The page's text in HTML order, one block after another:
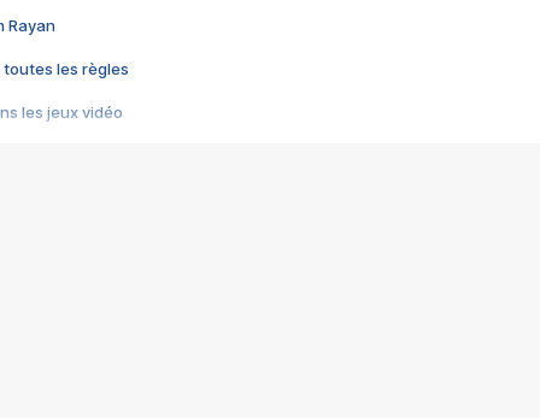
Rayan
toutes les règles
les jeux vidéo